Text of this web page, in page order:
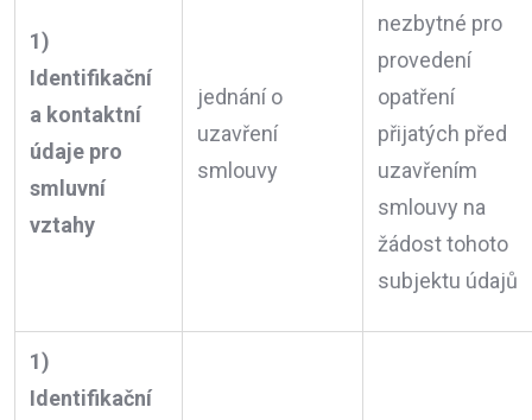
1)
Identifikační
a kontaktní
údaje pro
smluvní
vztahy
jednání o
uzavření
smlouvy
nezbytné pro
provedení
opatření
přijatých před
uzavřením
smlouvy na
žádost tohoto
subjektu údajů
1)
Identifikační